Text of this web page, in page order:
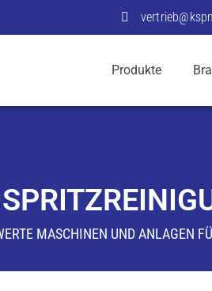
Produkte
MASCHINEN UND ANLAGEN